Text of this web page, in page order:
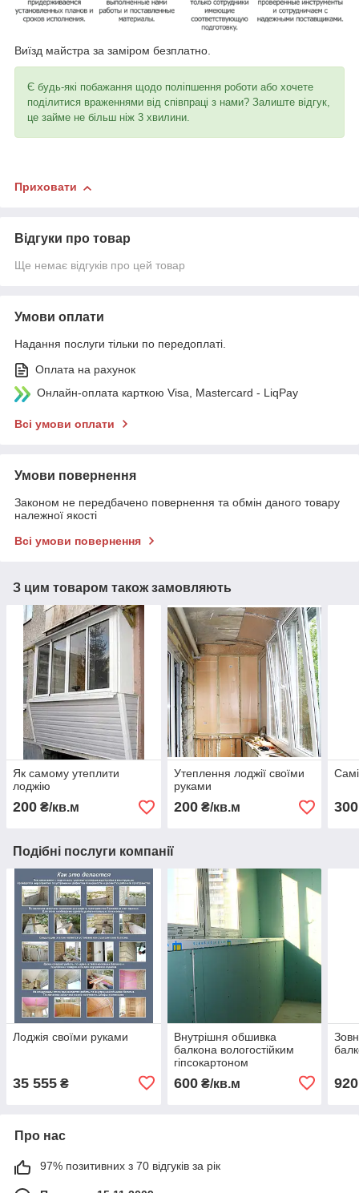
Виїзд майстра за заміром безплатно.
Є будь-які побажання щодо поліпшення роботи або хочете
поділитися враженнями від співпраці з нами? Залиште відгук,
це займе не більш ніж 3 хвилини.
Приховати
Відгуки про товар
Ще немає відгуків про цей товар
Умови оплати
Надання послуги тільки по передоплаті.
Оплата на рахунок
Онлайн-оплата карткою Visa, Mastercard - LiqPay
Всі умови оплати
Умови повернення
Законом не передбачено повернення та обмін даного товару
належної якості
Всі умови повернення
З цим товаром також замовляють
Як самому утеплити
лоджію
200 ₴/кв.м
Утеплення лоджії своїми
руками
200₴/кв.м 300
Подібні послуги компанії
Лоджія своїми руками
35 555 ₴
Внутрішня обшивка
балкона вологостійким
гіпсокартоном
600₴/кв.м 920
Про нас
97% позитивних з 70 відгуків за рік